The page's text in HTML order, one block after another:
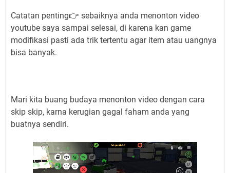
Catatan penting👉 sebaiknya anda menonton video
youtube saya sampai selesai, di karena kan game
modifikasi pasti ada trik tertentu agar item atau uangnya
bisa banyak.
Mari kita buang budaya menonton video dengan cara
skip skip, karna kerugian gagal faham anda yang
buatnya sendiri.